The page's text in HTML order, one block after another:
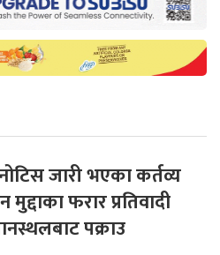
जारी भएका कर्तव्य
मुद्दाका फरार प्रतिवादी
पक्राउ